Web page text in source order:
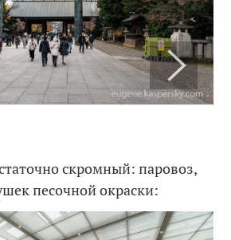
скромный: паровоз,
песочной окраски: